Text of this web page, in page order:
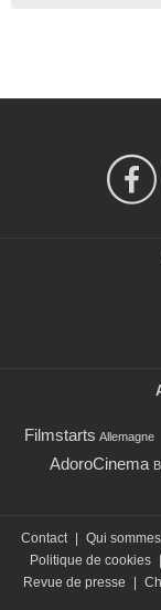
Filmstarts Allemagne
AdoroCinema
Contact Qui
Politique de cookies
Revue de presse